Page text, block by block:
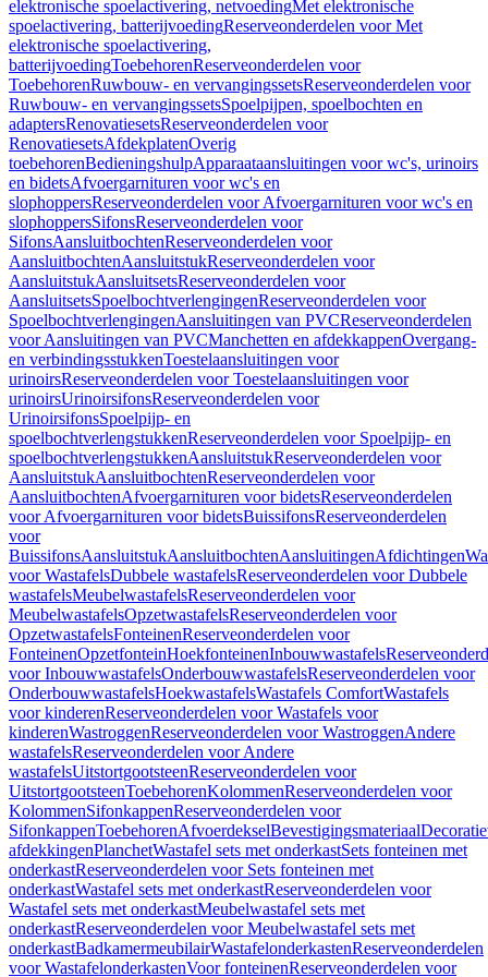
elektronische spoelactivering, netvoedingMet elektronische
spoelactivering, batterijvoedingReserveonderdelen voor Met
elektronische spoelactivering,
batterijvoedingToebehorenReserveonderdelen voor
ToebehorenRuwbouw- en vervangingssetsReserveonderdelen voor
Ruwbouw- en vervangingssetsSpoelpijpen, spoelbochten en
adaptersRenovatiesetsReserveonderdelen voor
RenovatiesetsAfdekplatenOverig
toebehorenBedieningshulpApparaataansluitingen voor wc's, urinoirs
en bidetsAfvoergarnituren voor wc's en
slophoppersReserveonderdelen voor Afvoergarnituren voor wc's en
slophoppersSifonsReserveonderdelen voor
SifonsAansluitbochtenReserveonderdelen voor
AansluitbochtenAansluitstukReserveonderdelen voor
AansluitstukAansluitsetsReserveonderdelen voor
AansluitsetsSpoelbochtverlengingenReserveonderdelen voor
SpoelbochtverlengingenAansluitingen van PVCReserveonderdelen
voor Aansluitingen van PVCManchetten en afdekkappenOvergang-
en verbindingsstukkenToestelaansluitingen voor
urinoirsReserveonderdelen voor Toestelaansluitingen voor
urinoirsUrinoirsifonsReserveonderdelen voor
UrinoirsifonsSpoelpijp- en
spoelbochtverlengstukkenReserveonderdelen voor Spoelpijp- en
spoelbochtverlengstukkenAansluitstukReserveonderdelen voor
AansluitstukAansluitbochtenReserveonderdelen voor
AansluitbochtenAfvoergarnituren voor bidetsReserveonderdelen
voor Afvoergarnituren voor bidetsBuissifonsReserveonderdelen
voor
BuissifonsAansluitstukAansluitbochtenAansluitingenAfdichtingen
voor WastafelsDubbele wastafelsReserveonderdelen voor Dubbele
wastafelsMeubelwastafelsReserveonderdelen voor
MeubelwastafelsOpzetwastafelsReserveonderdelen voor
OpzetwastafelsFonteinenReserveonderdelen voor
FonteinenOpzetfonteinHoekfonteinenInbouwwastafels
voor InbouwwastafelsOnderbouwwastafelsReserveonderdelen voor
OnderbouwwastafelsHoekwastafelsWastafels ComfortWastafels
voor kinderenReserveonderdelen voor Wastafels voor
kinderenWastroggenReserveonderdelen voor WastroggenAndere
wastafelsReserveonderdelen voor Andere
wastafelsUitstortgootsteenReserveonderdelen voor
UitstortgootsteenToebehorenKolommenReserveonderdelen voor
KolommenSifonkappenReserveonderdelen voor
SifonkappenToebehorenAfvoerdekselBevestigingsmateriaal
afdekkingenPlanchetWastafel sets met onderkastSets fonteinen met
onderkastReserveonderdelen voor Sets fonteinen met
onderkastWastafel sets met onderkastReserveonderdelen voor
Wastafel sets met onderkastMeubelwastafel sets met
onderkastReserveonderdelen voor Meubelwastafel sets met
onderkastBadkamermeubilairWastafelonderkastenReserveonderdelen
voor WastafelonderkastenVoor fonteinenReserveonderdelen voor